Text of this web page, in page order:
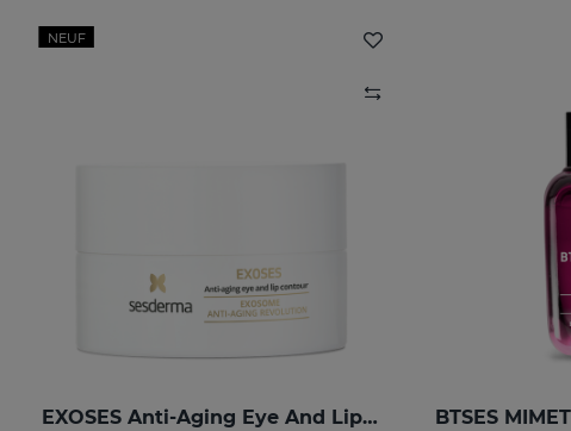
NEUF
EXOSES Anti-Aging Eye And Lip Contour